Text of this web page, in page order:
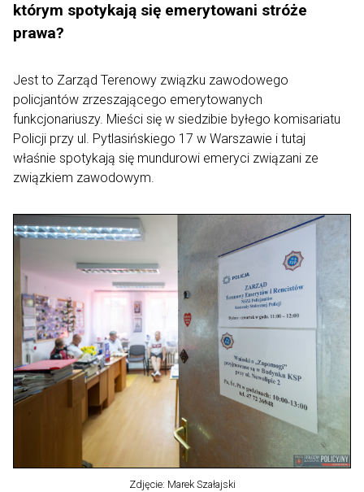
którym spotykają się emerytowani stróże
prawa?
Jest to Zarząd Terenowy związku zawodowego
policjantów zrzeszającego emerytowanych
funkcjonariuszy. Mieści się w siedzibie byłego komisariatu
Policji przy ul. Pytlasińskiego 17 w Warszawie i tutaj
właśnie spotykają się mundurowi emeryci związani ze
związkiem zawodowym.
Zdjęcie: Marek Szałajski